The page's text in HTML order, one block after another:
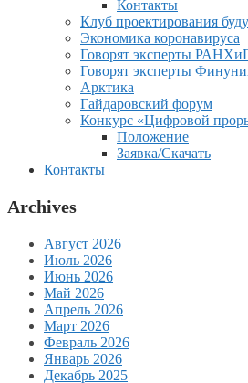
Контакты
Клуб проектирования
Экономика коронавируса
Говорят эксперты
Говорят эксперты
Арктика
Гайдаровский форум
Конкурс «Цифровой
Положение
Заявка/Скачать
Контакты
Archives
Август 2026
Июль 2026
Июнь 2026
Май 2026
Апрель 2026
Март 2026
Февраль 2026
Январь 2026
Декабрь 2025